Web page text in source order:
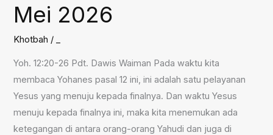
Mei 2026
Khotbah /
Yoh. 12:20-26 Pdt. Dawis Waiman Pada waktu kita
membaca Yohanes pasal 12 ini, ini adalah satu pelayanan
Yesus yang menuju kepada finalnya. Dan waktu Yesus
menuju kepada finalnya ini, maka kita menemukan ada
ketegangan di antara orang-orang Yahudi dan juga di